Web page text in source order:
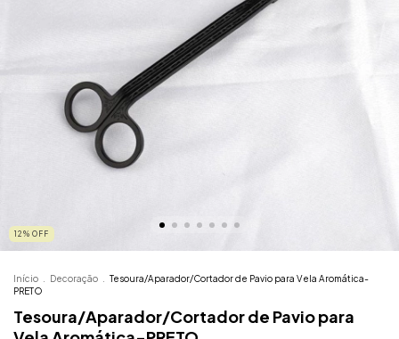
12 % OFF
Início Decoração
Tesoura/Aparador/Cortador de Pavio para Vela Aromática-
PRETO
Tesoura/Aparador/Cortador de Pavio para